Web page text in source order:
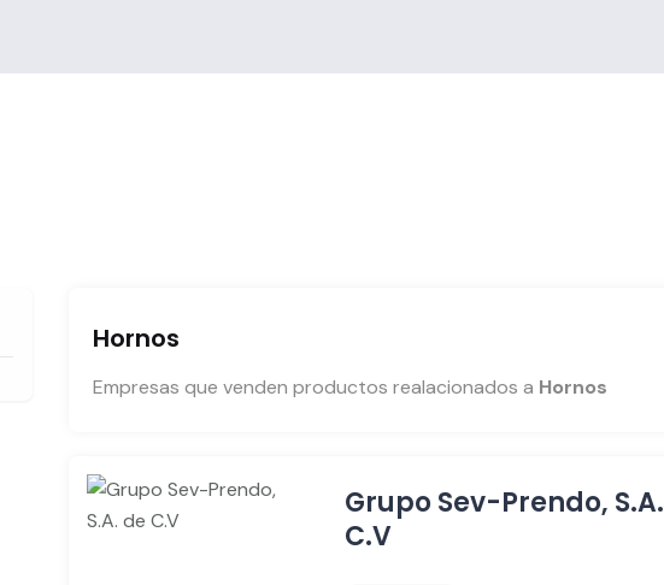
Hornos
Empresas que venden productos realacionados a Hornos
Grupo Sev-Prendo,
C.V